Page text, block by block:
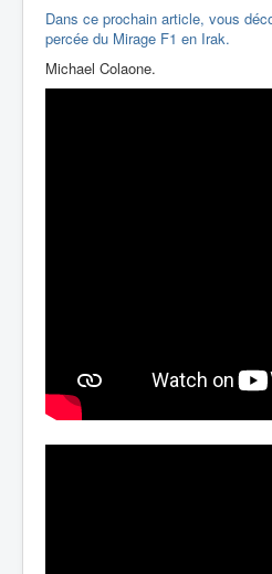
Dans ce prochain article, vous
percée du Mirage F1 en Irak.
Michael Colaone.